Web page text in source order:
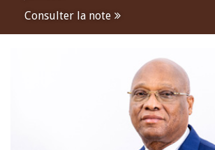
Consulter la note